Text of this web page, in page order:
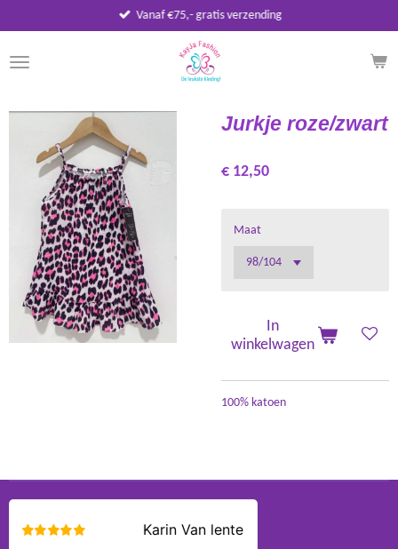
direct
naar
de
Vanaf €75,- gratis verzending
Jurkje roze/zwart
€ 12,50
Maat
In
winkelwagen
100% katoen